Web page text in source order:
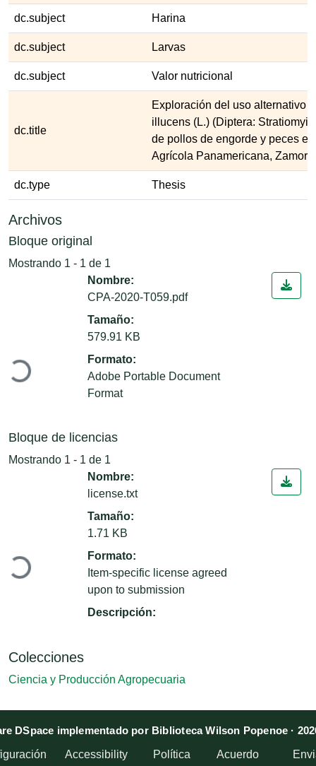
dc.subject Harina
dc.subject Larvas
dc.subject Valor nutricional
dc.title
Exploración del uso alternativo
illucens (L.) (Diptera:
de pollos de engorde y peces
Agrícola Panamericana,
dc.type Thesis
Archivos
Bloque original
Mostrando 1 - 1 de 1
Cargando...
Nombre:
CPA-2020-T059.pdf
Tamaño:
579.91 KB
Formato:
Adobe Portable Document
Format
Bloque de licencias
Mostrando 1 - 1 de 1
Cargando...
Nombre:
license.txt
Tamaño:
1.71 KB
Formato:
Item-specific license agreed
upon to submission
Descripción:
Colecciones
Ciencia y Producción Agropecuaria
DSpace implementado por Biblioteca Wilson Popenoe ·
Accessibility
Política
Acuerdo